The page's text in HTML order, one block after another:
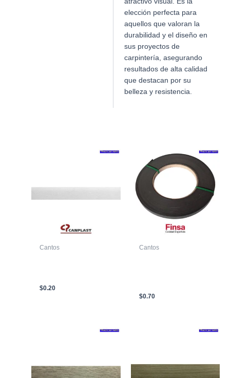
elección perfecta para
aquellos que valoran la
durabilidad y el diseño en
sus proyectos de
carpintería, asegurando
resultados de alta calidad
que destacan por su
belleza y resistencia.
Cantos
$0.20
Cantos
$0.70